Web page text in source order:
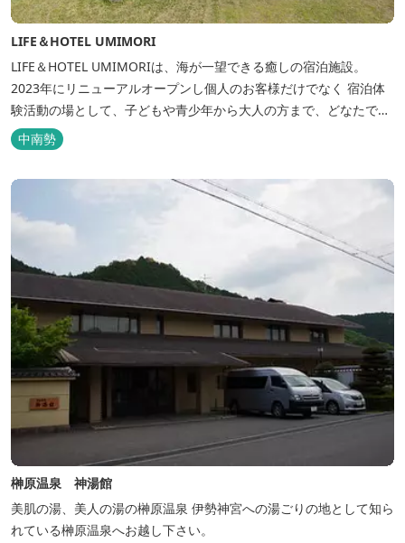
LIFE＆HOTEL UMIMORI
LIFE＆HOTEL UMIMORIは、海が一望できる癒しの宿泊施設。
2023年にリニューアルオープンし個人のお客様だけでなく 宿泊体
験活動の場として、子どもや青少年から大人の方まで、どなたでも
ご利用いただけます。 ヨットやボート・カヤックをはじめとするマ
リンアクティビティや併設する海の乗馬倶楽部エルカバージョでの
中南勢
榊原温泉 神湯館
美肌の湯、美人の湯の榊原温泉 伊勢神宮への湯ごりの地として知ら
れている榊原温泉へお越し下さい。